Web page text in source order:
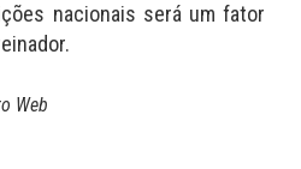
nacionais será um fator
Web